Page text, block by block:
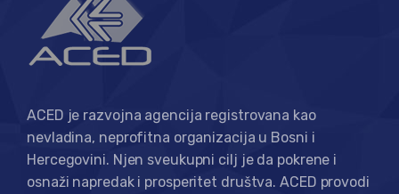
ACED je razvojna agencija registrovana kao
nevladina, neprofitna organizacija u Bosni i
Hercegovini. Njen sveukupni cilj je da pokrene i
osnaži napredak i prosperitet društva. ACED provodi